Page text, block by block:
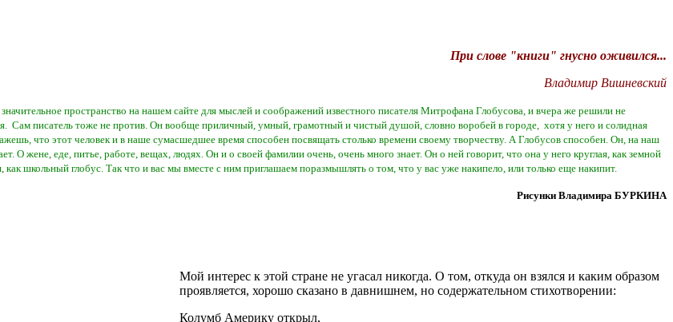
При слове "книги" гнусно оживился...
Владимир Вишневский
пространство на нашем сайте для мыслей и соображений известного писателя Митрофана Глобусова, и вчера же решили не
Сам писатель тоже не против. Он вообще приличный, умный, грамотный и чистый душой, словно воробей в городе, хотя у него и солидная
что этот человек и в наше сумасшедшее время способен посвящать столько времени своему творчеству. А Глобусов способен. Он, на наш
О жене, еде, питье, работе, вещах, людях. Он и о своей фамилии очень, очень много знает. Он о ней говорит, что она у него круглая, как земной
как школьный глобус. Так что и вас мы вместе с ним приглашаем поразмышлять о том, что у вас уже накипело, или только еще накипит.
Рисунки Владимира БУРКИНА
Мой интерес к этой стране не угасал никогда. О том, откуда он взялся и каким образом
проявляется, хорошо сказано в давнишнем, но содержательном стихотворении:
Колумб Америку открыл,